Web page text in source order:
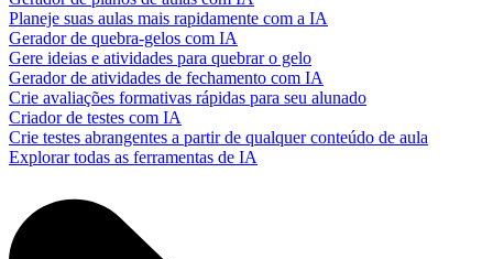
Planeje suas aulas mais rapidamente com a IA
Gerador de quebra-gelos com IA
Gere ideias e atividades para quebrar o gelo
Gerador de atividades de fechamento com IA
Crie avaliações formativas rápidas para seu alunado
Criador de testes com IA
Crie testes abrangentes a partir de qualquer conteúdo de aula
Explorar todas as ferramentas de IA